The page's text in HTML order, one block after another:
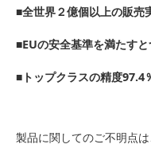
■全世界２億個以上の販
■EUの安全基準を満たす
■トップクラスの精度97.4
製品に関してのご不明点は